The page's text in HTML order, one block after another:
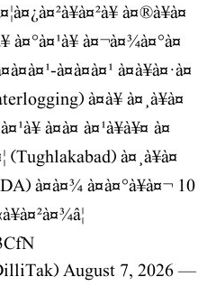
à¤®à¥à¤
à¤°à¤¹à¥ à¤¬à¤¾à¤°à¤
à¤à¤à¤¹ à¤­à¥à¤·à¤
à¤à¥ à¤¸à¥à¤
à¤à¤ à¤¹à¥à¥¤ à¤
(Tughlakabad) à¤¸à¥à¤
à¤à¤¾ à¤à¤°à¥à¤¬ 10
— Dilli Tak (@DilliTak)
August 7, 2026